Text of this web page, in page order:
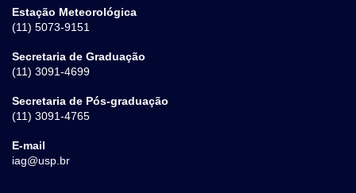
Estação Meteorológica
(11) 5073-9151
Secretaria de Graduação
(11) 3091-4699
Secretaria de Pós-graduação
(11) 3091-4765
E-mail
iag@usp.br